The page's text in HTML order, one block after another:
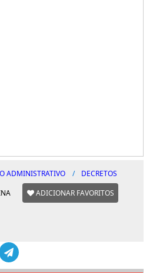
ADMINISTRATIVO
DECRETOS
ADICIONAR FAVORITOS